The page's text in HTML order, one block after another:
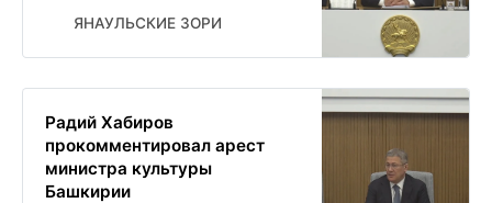
ЯНАУЛЬСКИЕ ЗОРИ
Радий Хабиров
прокомментировал арест
министра культуры
Башкирии